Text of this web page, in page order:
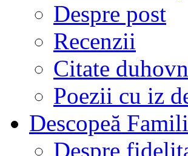
Despre post
Recenzii
Citate
Poezii cu iz
Descopeă
Despre